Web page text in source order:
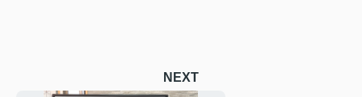
NEXT